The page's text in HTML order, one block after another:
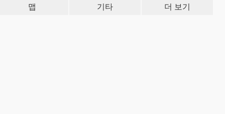
맵 기타 더 보기